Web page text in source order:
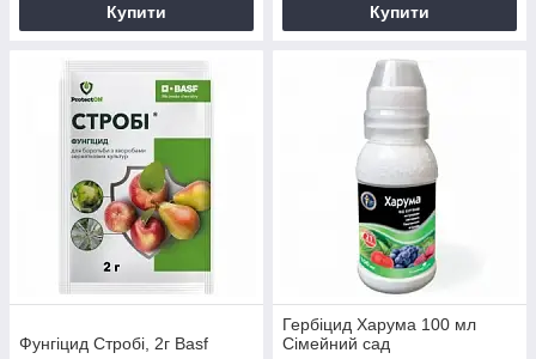
Купити Купити
Фунгіцид Стробі, 2г Basf
Гербіцид Харума 100 мл
Сімейний сад